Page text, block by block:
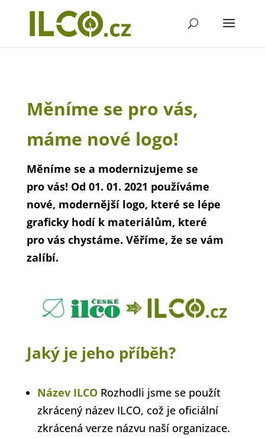
Měníme se pro vás,
máme nové logo!
Měníme se a modernizujeme se
pro vás! Od 01. 01. 2021 používáme
nové, modernější logo, které se lépe
graficky hodí k materiálům, které
pro vás chystáme. Věříme, že se vám
zalíbí.
Jaký je jeho příběh?
Název ILCORozhodli jsme se použít
zkrácený název ILCO, což je oficiální
zkrácená verze názvu naší organizace.